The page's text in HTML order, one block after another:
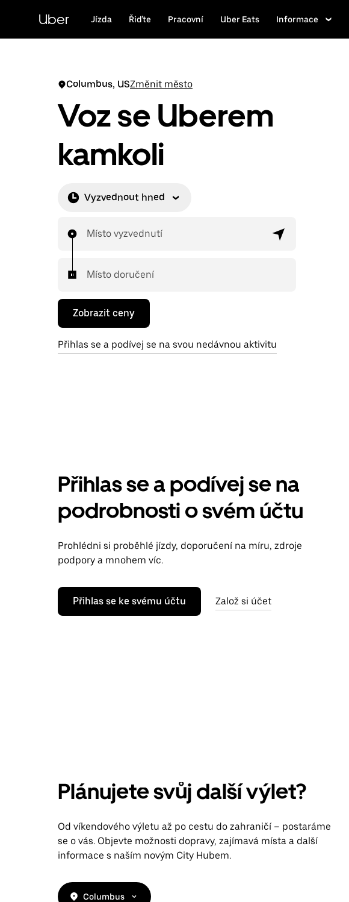
obsah
Uber Jízda Řiďte Pracovní Uber Eats Informace
Columbus, USZměnit město
Voz se Uberem
kamkoli
Vyzvednout hned
Místo vyzvednutí
Místo doručení
Zobrazit ceny
Přihlas se a podívej se na svou nedávnou aktivitu
Přihlas se a podívej se na
podrobnosti o svém účtu
Prohlédni si proběhlé jízdy, doporučení na míru, zdroje
podpory a mnohem víc.
Přihlas se ke svému účtu Založ si účet
Plánujete svůj další výlet?
Od víkendového výletu až po cestu do zahraničí – postaráme
se o vás. Objevte možnosti dopravy, zajímavá místa a další
informace s naším novým City Hubem.
Columbus